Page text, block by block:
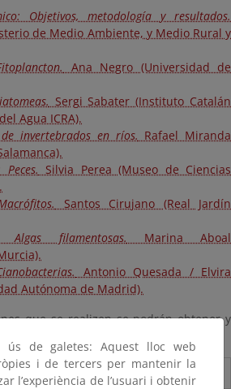
Objetivos, metodología y resultados.
de Medio Ambiente, y Medio Rural y
Ana Negro (Universidad de
Sergi Sabater (Instituto Catalán
Agua ICRA).
invertebrados en ríos. Rafael Miranda
Silvia Perea (Museo de Ciencias
Santos Cirujano (Real Jardín
filamentosas. Marina Aboal
Antonio Quesada / Elvira
Autónoma de Madrid).
que se realizen se podrán obtener y
ús de galetes: Aquest lloc web
i de tercers per mantenir la
l’experiència de l’usuari i obtenir